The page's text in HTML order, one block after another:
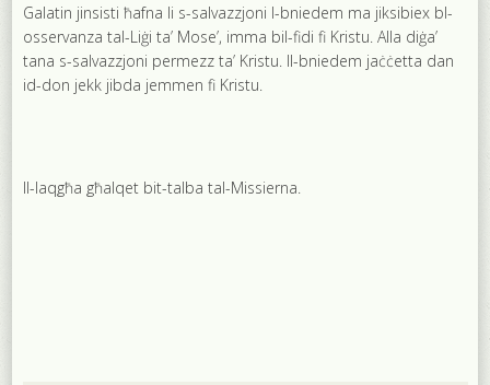
Galatin jinsisti ħafna li s-salvazzjoni l-bniedem ma jiksibiex bl-
osservanza tal-Liġi ta’ Mose’, imma bil-fidi fi Kristu. Alla diġa’
tana s-salvazzjoni permezz ta’ Kristu. Il-bniedem jaċċetta dan
id-don jekk jibda jemmen fi Kristu.
Il-laqgħa għalqet bit-talba tal-Missierna.